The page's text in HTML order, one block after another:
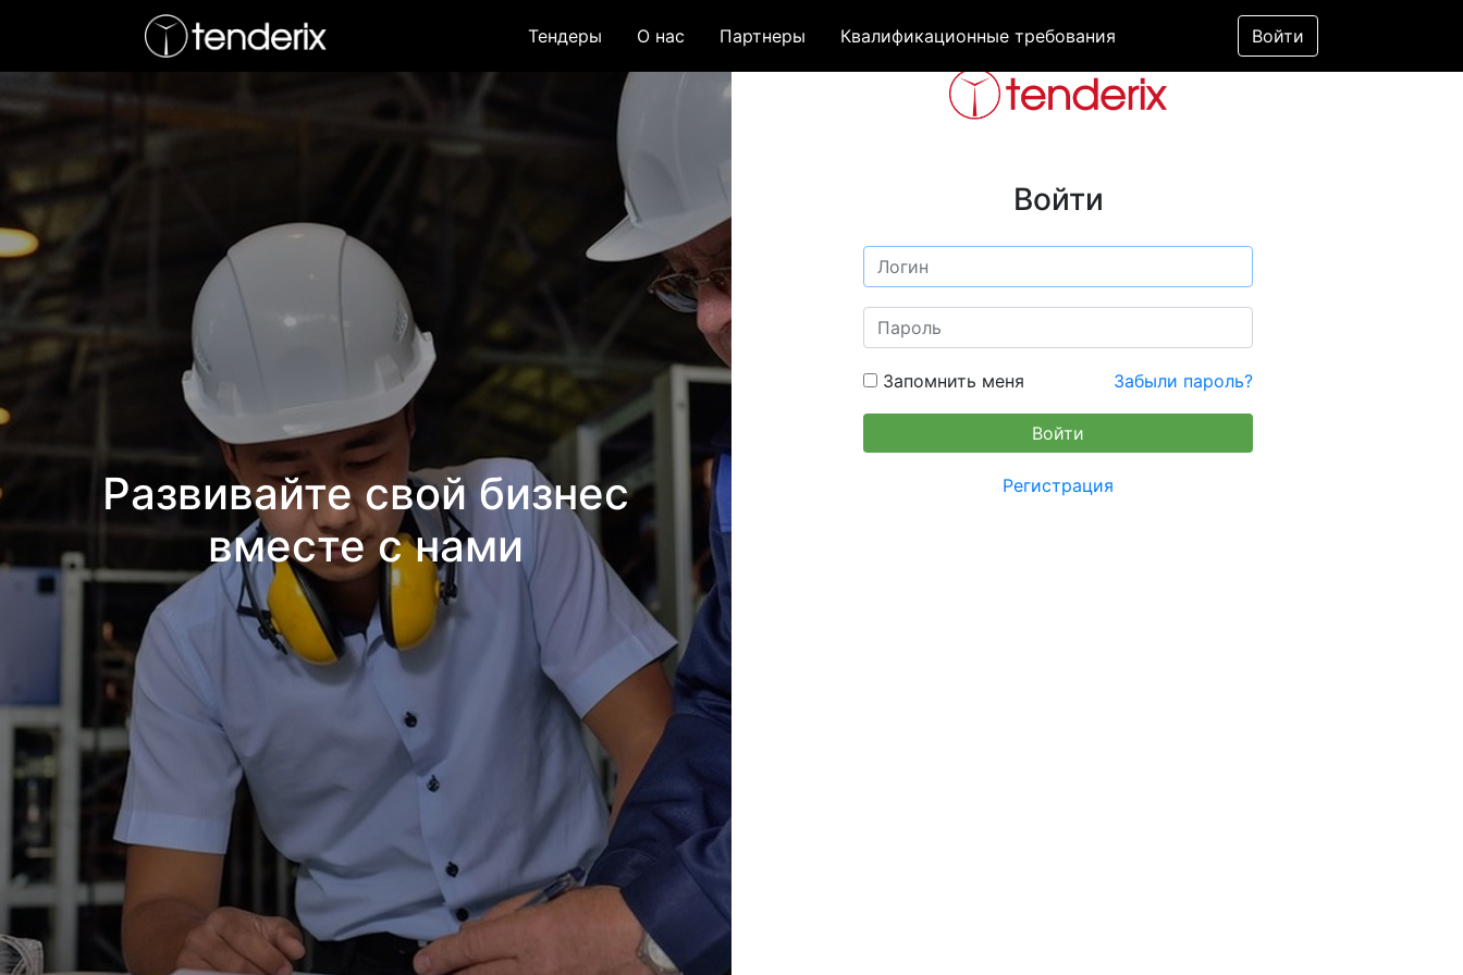
Тендеры О нас Партнеры Квалификационные требования Войти
Войти
Запомнить меня Забыли пароль?
Регистрация
Развивайте свой бизнес
вместе с нами